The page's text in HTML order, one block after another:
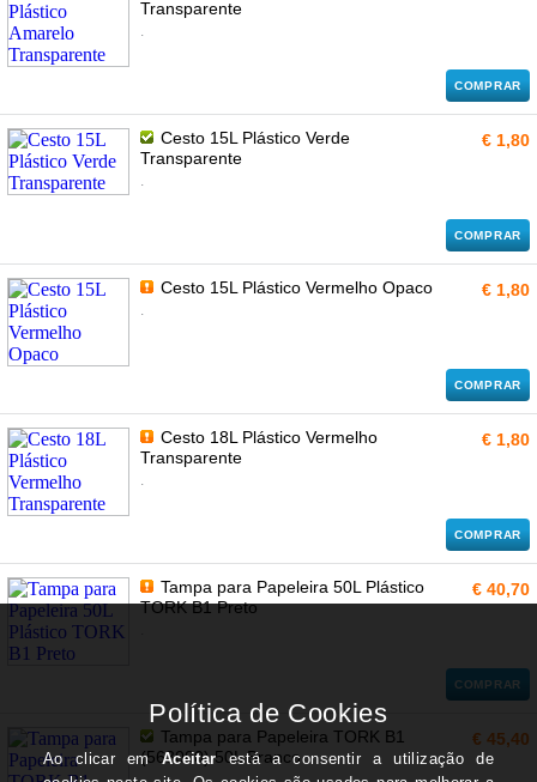
Transparente
.
COMPRAR
Cesto 15L Plástico Verde
Transparente
.
€ 1,80
COMPRAR
Cesto 15L Plástico Vermelho Opaco
.
€ 1,80
COMPRAR
Cesto 18L Plástico Vermelho
Transparente
.
€ 1,80
COMPRAR
Tampa para Papeleira 50L Plástico
TORK B1 Preto
€ 40,70
COMPRAR
Tampa para Papeleira TORK B1
(563000) 50L Branco
€ 45,40